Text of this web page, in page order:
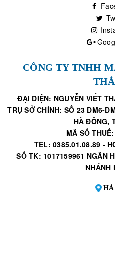
CÔNG TY TNHH
ĐẠI DIỆN: NGUYỄN VIẾT
TRỤ SỞ CHÍNH: SỐ 23 DM6-
HÀ ĐÔNG,
MÃ SỐ
TEL: 0385.01.08.89 -
SỐ TK: 1017159961 NGÂN
NHÁNH
HÀ